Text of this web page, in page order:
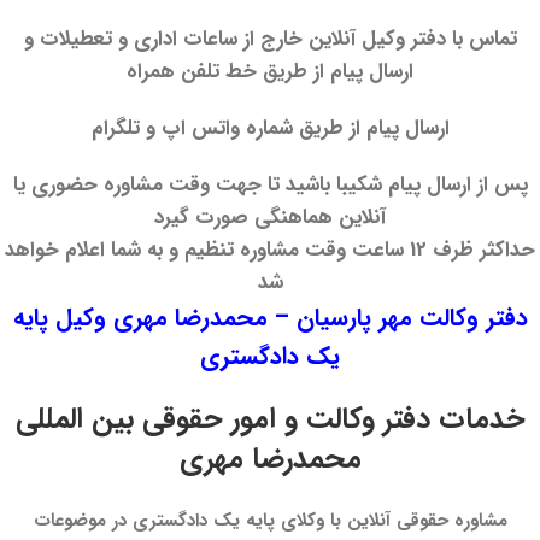
تماس با دفتر وکیل آنلاین خارج از ساعات اداری و تعطیلات و
ارسال پیام از طریق خط تلفن همراه
ارسال پیام از طریق شماره واتس اپ و تلگرام
پس از ارسال پیام شکیبا باشید تا جهت وقت مشاوره حضوری یا
آنلاین هماهنگی صورت گیرد
حداکثر ظرف 12 ساعت وقت مشاوره تنظیم و به شما اعلام خواهد
شد
دفتر وکالت مهر پارسیان – محمدرضا مهری وکیل پایه
یک دادگستری
خدمات دفتر وکالت و امور حقوقی بین المللی
محمدرضا مهری
مشاوره حقوقی آنلاین با وکلای پایه یک دادگستری در موضوعات